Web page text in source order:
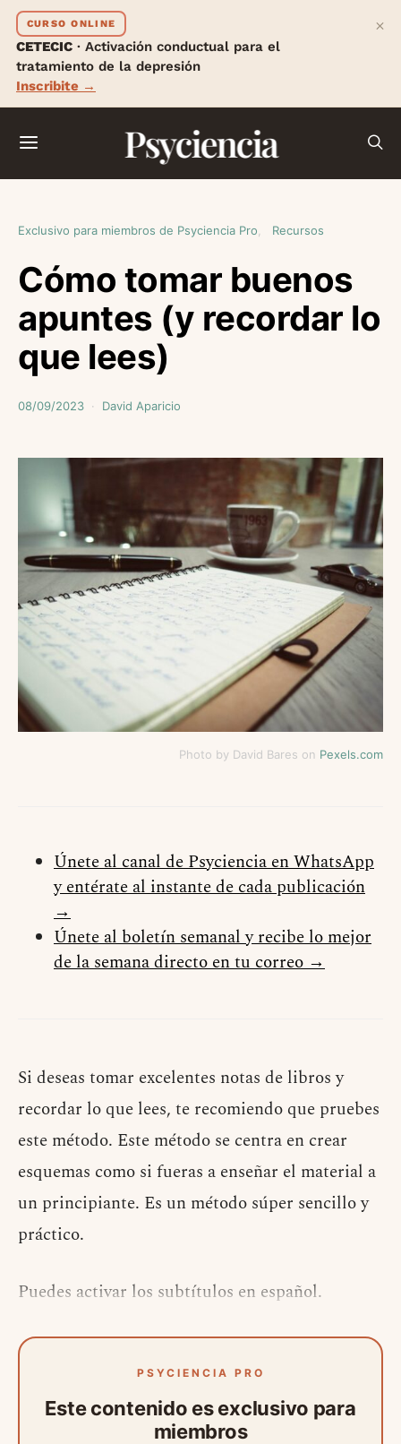
CURSO ONLINE
CETECIC · Activación conductual para el
tratamiento de la depresión
Inscribite →
×
Psyciencia
Exclusivo para miembros de Psyciencia Pro Recursos
Cómo tomar buenos
apuntes (y recordar lo
que lees)
08/09/2023 David Aparicio
Photo by David Bares on Pexels.com
Únete al canal de Psyciencia en WhatsApp
y entérate al instante de cada publicación
→
Únete al boletín semanal y recibe lo mejor
de la semana directo en tu correo →
Si deseas tomar excelentes notas de libros y
recordar lo que lees, te recomiendo que pruebes
este método. Este método se centra en crear
esquemas como si fueras a enseñar el material a
un principiante. Es un método súper sencillo y
práctico.
Puedes activar los subtítulos en español.
PSYCIENCIA PRO
Este contenido es exclusivo para
miembros